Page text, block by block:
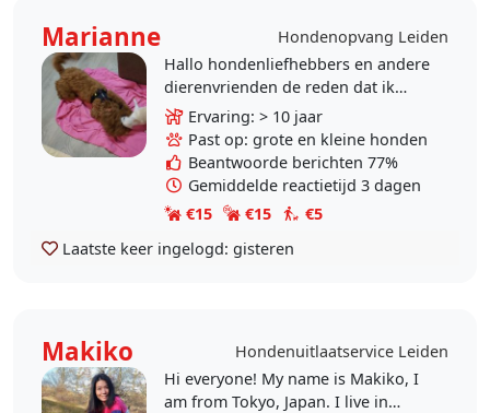
Marianne
Hondenopvang Leiden
Hallo hondenliefhebbers en andere
dierenvrienden de reden dat ik
hondenoppasser wil worden omdat
ik als dierenvriend niet wil dat
dieren gedumpt..
Ervaring: > 10 jaar
Past op: grote en kleine honden
Beantwoorde berichten 77%
Gemiddelde reactietijd 3 dagen
€15
€15
€5
Laatste keer ingelogd: gisteren
Makiko
Hondenuitlaatservice Leiden
Hi everyone! My name is Makiko, I
am from Tokyo, Japan. I live in